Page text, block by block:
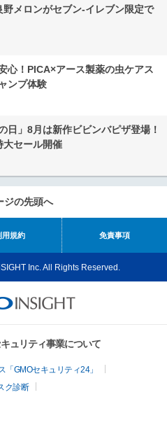
メロンがセブン‐イレブン限定で
心！PICA×アース製薬の虫ケアス
ンプ体験
日」8月は新作ビビンバピザ登場！
大セール開催
ジの先頭へ
用規約 免責事項
Inc. All Rights Reserved.
ュリティ事業について
GMOセキュリティ24」
ク診断